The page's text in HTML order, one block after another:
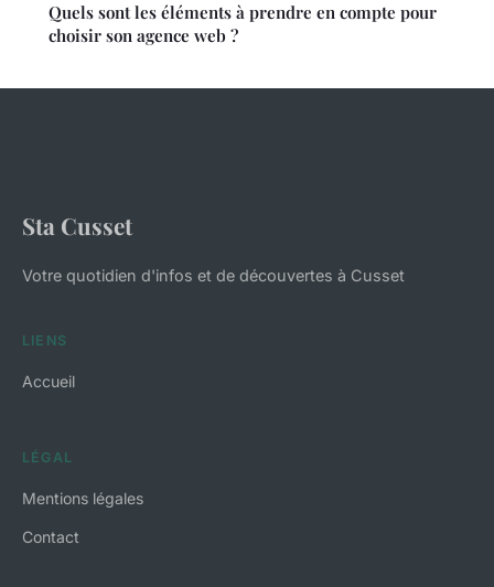
Quels sont les éléments à prendre en compte pour
choisir son agence web ?
Sta Cusset
Votre quotidien d'infos et de découvertes à Cusset
LIENS
Accueil
LÉGAL
Mentions légales
Contact